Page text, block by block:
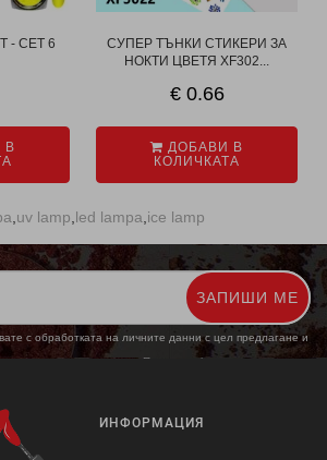
- СЕТ 6
В
СУПЕР ТЪНКИ СТИКЕРИ ЗА
НОКТИ ЦВЕТЯ XF302...
€ 0.66
ДОБАВИ В
КОЛИЧКАТА
uv lamp led lampa ice lamp
ЗАПИШИ МЕ
с обработката на личните данни с цел предлагане и
предложения. Повече информация
ИНФОРМАЦИЯ